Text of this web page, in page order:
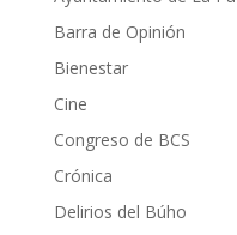
Barra de Opinión
Bienestar
Cine
Congreso de BCS
Crónica
Delirios del Búho